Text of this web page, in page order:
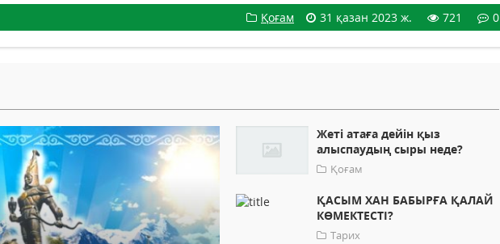
Қоғам 31 қазан 2023 ж. 721 0
Жеті атаға дейін қыз
алыспаудың сыры неде?
Қоғам
ҚАСЫМ ХАН БАБЫРҒА ҚАЛАЙ
КӨМЕКТЕСТІ?
Тарих